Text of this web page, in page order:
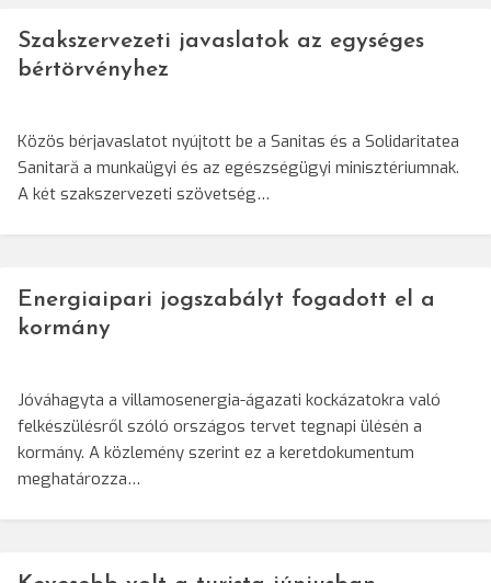
Szakszervezeti javaslatok az egységes
bértörvényhez
Közös bérjavaslatot nyújtott be a Sanitas és a Solidaritatea
Sanitară a munkaügyi és az egészségügyi minisztériumnak.
A két szakszervezeti szövetség…
Energiaipari jogszabályt fogadott el a
kormány
Jóváhagyta a villamosenergia-ágazati kockázatokra való
felkészülésről szóló országos tervet tegnapi ülésén a
kormány. A közlemény szerint ez a keretdokumentum
meghatározza…